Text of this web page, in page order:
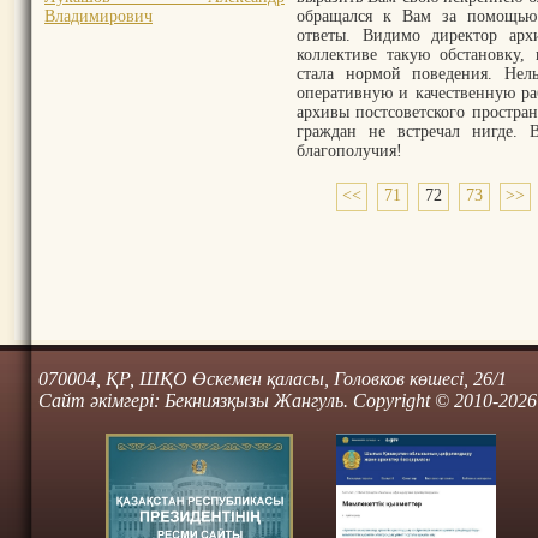
Владимирович
обращался к Вам за
ответы. Видимо директор
коллективе такую
стала нормой поведения.
оперативную и качественную
архивы постсоветского
граждан не встречал
благополучия!
<< 71 72 73 >>
070004, ҚР, ШҚО Өскемен қаласы, Головков көшесі, 26/1
Сайт әкімгері: Бекниязқызы Жангуль. Copyright © 2010-2026